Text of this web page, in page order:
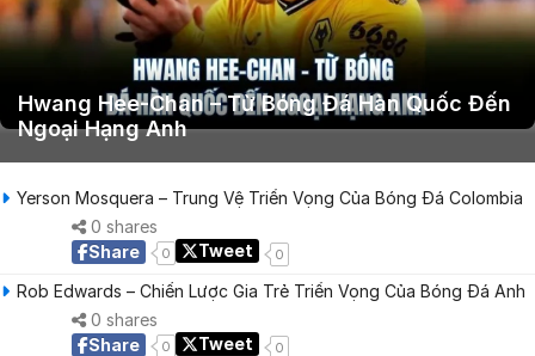
Hwang Hee-Chan – Từ Bóng Đá Hàn Quốc Đến
Ngoại Hạng Anh
Yerson Mosquera – Trung Vệ Triển Vọng Của Bóng Đá Colombia
0 shares
Share
0 Tweet 0
Rob Edwards – Chiến Lược Gia Trẻ Triển Vọng Của Bóng Đá Anh
0 shares
Share
0 Tweet 0